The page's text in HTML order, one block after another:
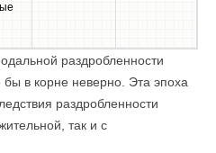
раздробленности
в корне неверно. Эта эпоха
раздробленности
так и с